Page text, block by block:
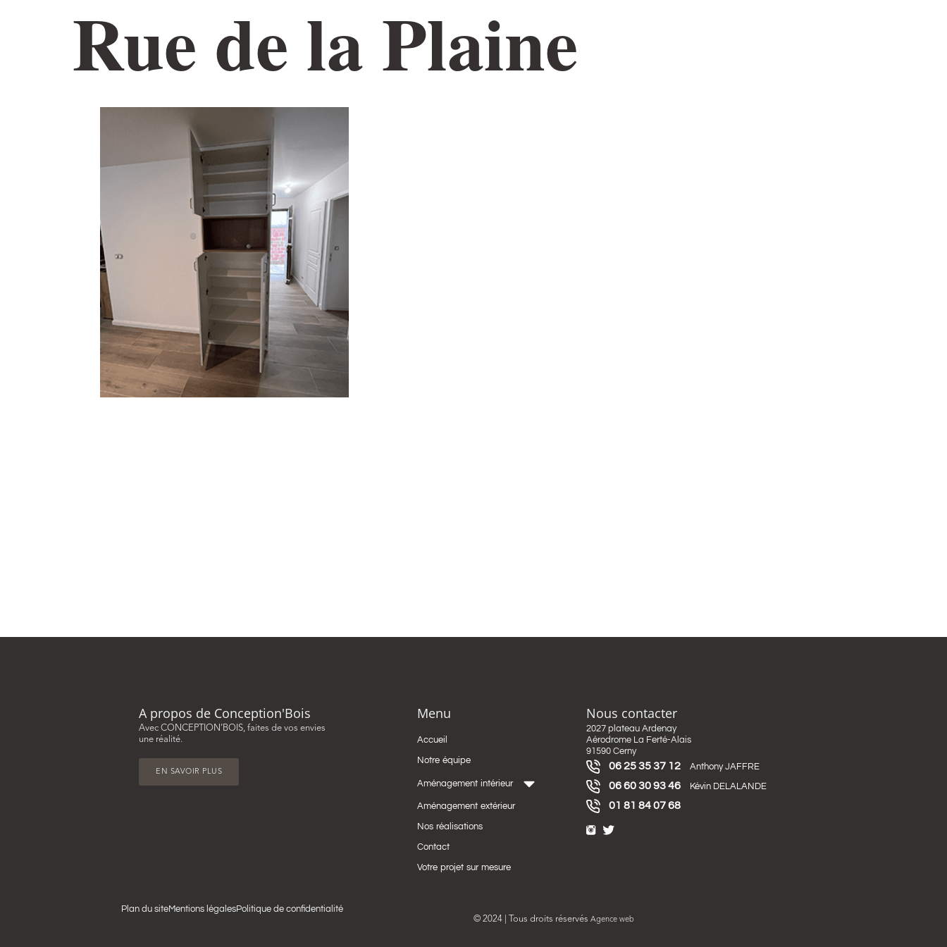
Rue de la Plaine
A propos de Conception'Bois
Avec CONCEPTION’BOIS, faites de vos envies
une réalité.
EN SAVOIR PLUS
Menu
Accueil
Notre équipe
Aménagement intérieur
Aménagement extérieur
Nos réalisations
Contact
Votre projet sur mesure
Nous contacter
2027 plateau Ardenay
Aérodrome La Ferté-Alais
91590 Cerny
06 25 35 37 12 Anthony JAFFRE
06 60 30 93 46 Kévin DELALANDE
01 81 84 07 68
Plan du siteMentions légalesPolitique de confidentialité
© 2024 | Tous droits réservés Agence web